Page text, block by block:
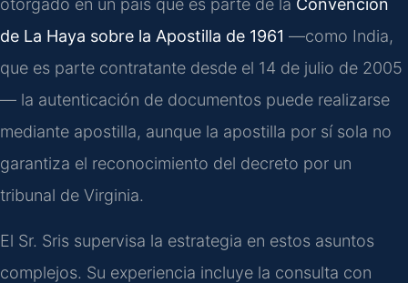
otorgado en un país que es parte de la Convención
de La Haya sobre la Apostilla de 1961 —como India,
que es parte contratante desde el 14 de julio de 2005
— la autenticación de documentos puede realizarse
mediante apostilla, aunque la apostilla por sí sola no
garantiza el reconocimiento del decreto por un
tribunal de Virginia.
El Sr. Sris supervisa la estrategia en estos asuntos
complejos. Su experiencia incluye la consulta con